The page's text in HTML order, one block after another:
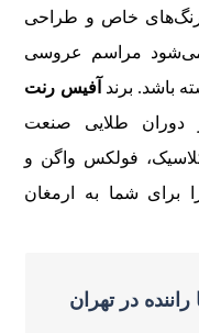
رنگ‌های خاص و طراحی
می‌شود مراسم عروسی
باشد. برند آفیس رنت
دوران طلایی صنعت
فولکس واگن و
برای شما به ارمغان
راننده در تهران